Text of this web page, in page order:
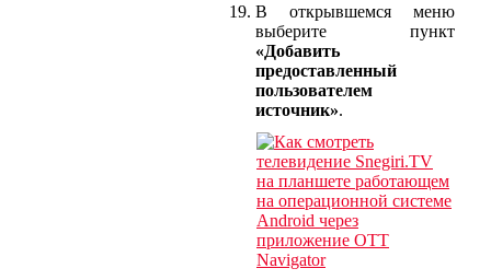
В открывшемся меню
выберите пункт
«Добавить
предоставленный
пользователем
источник».